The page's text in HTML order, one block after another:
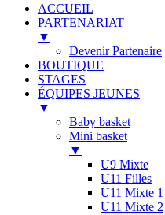
ACCUEIL
PARTENARIAT
▼
Devenir Partenaire
BOUTIQUE
STAGES
ÉQUIPES JEUNES
▼
Baby basket
Mini basket
▼
U9 Mixte
U11 Filles
U11 Mixte 1
U11 Mixte 2